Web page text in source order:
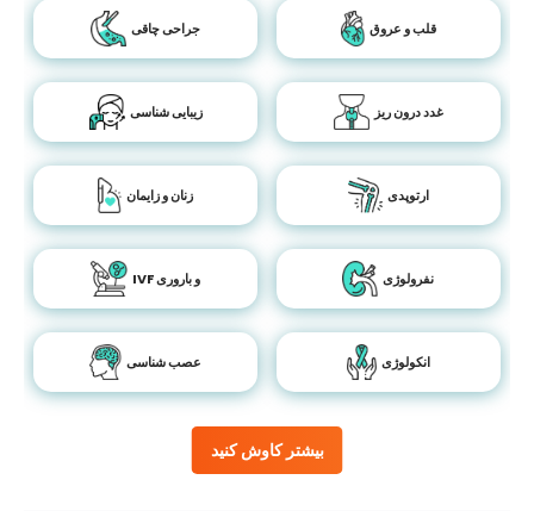
بیشتر کاوش کنید
جراحی چاقی قلب و عروق
زیبایی شناسی غدد درون ریز
زنان و زایمان ارتوپدی
IVF و باروری نفرولوژی
عصب شناسی انکولوژی